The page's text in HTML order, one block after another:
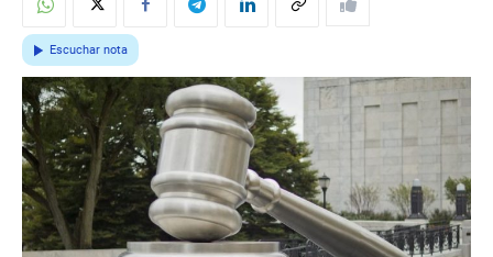
Escuchar nota